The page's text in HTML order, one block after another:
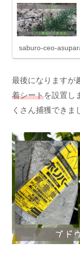
saburo-ceo-
最後になりますが
着シートを設置し
くさん捕獲できま